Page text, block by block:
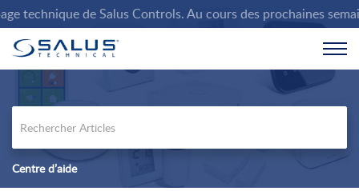
technique de Salus Controls. Au cours des prochaines
Centre d’aide